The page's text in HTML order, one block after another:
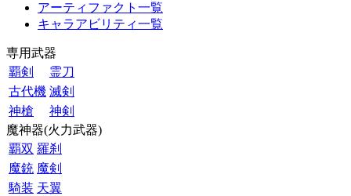
アーティファクト一覧
キャラアビリティ一覧
専用武器
覇剣
霊刀
古代機 滅剣
神槍
神剣
魔神器(火力武器)
覇双 羅刹
魔銃 魔剣
騎装 天翼